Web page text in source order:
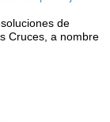
de
Cruces, a nombre